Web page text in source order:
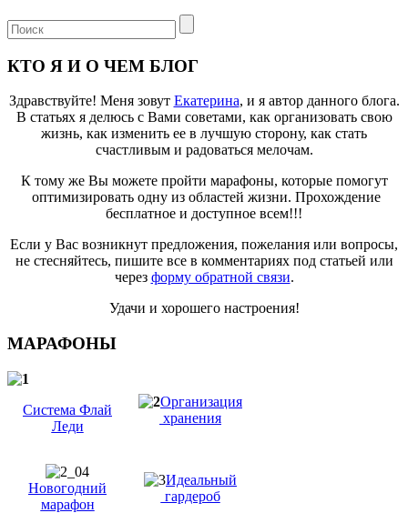
КТО Я И О ЧЕМ БЛОГ
Здравствуйте! Меня зовут Екатерина, и я автор данного блога.
В статьях я делюсь с Вами советами, как организовать свою
жизнь, как изменить ее в лучшую сторону, как стать
счастливым и радоваться мелочам.
К тому же Вы можете пройти марафоны, которые помогут
оптимизировать одну из областей жизни. Прохождение
бесплатное и доступное всем!!!
Если у Вас возникнут предложения, пожелания или вопросы,
не стесняйтесь, пишите все в комментариях под статьей или
через форму обратной связи.
Удачи и хорошего настроения!
МАРАФОНЫ
Система Флай
Леди
Организация
хранения
Новогодний
марафон
Идеальный
гардероб